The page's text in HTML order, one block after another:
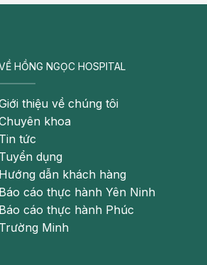
phát.
năm và cần được theo dõi định kỳ
phổi.
HỒNG NGỌC HOSPITAL
thiệu về chúng tôi
khoa
Tin tức
Tuyển dụng
Hướng dẫn khách hàng
Báo cáo thực hành Yên Ninh
Báo cáo thực hành Phúc
Trường Minh